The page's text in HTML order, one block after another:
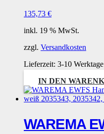
135,73 €
inkl. 19 % MwSt.
zzgl. Versandkosten
Lieferzeit: 3-10 Werktage
IN DEN
WAREMA